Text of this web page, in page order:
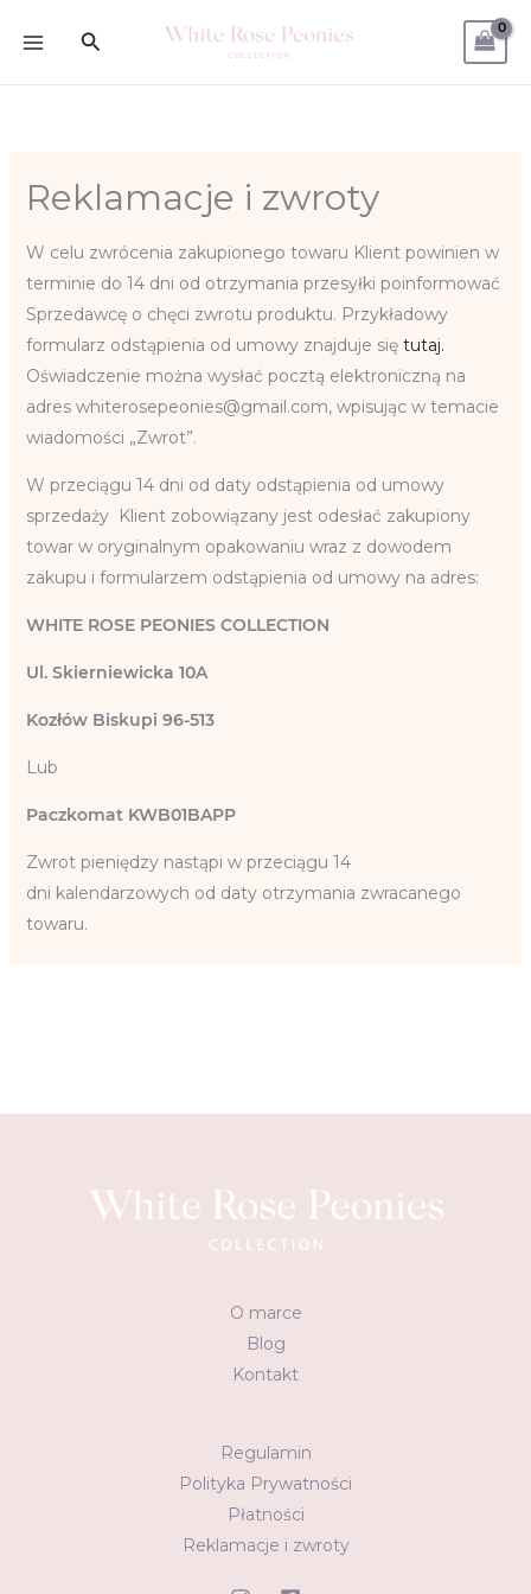
Search
Reklamacje i zwroty
W celu zwrócenia zakupionego towaru Klient powinien w
terminie do 14 dni od otrzymania przesyłki poinformować
Sprzedawcę o chęci zwrotu produktu. Przykładowy
formularz odstąpienia od umowy znajduje się tutaj.
Oświadczenie można wysłać pocztą elektroniczną na
adres whiterosepeonies@gmail.com, wpisując w temacie
wiadomości „Zwrot”.
W przeciągu 14 dni od daty odstąpienia od umowy
sprzedaży Klient zobowiązany jest odesłać zakupiony
towar w oryginalnym opakowaniu wraz z dowodem
zakupu i formularzem odstąpienia od umowy na adres:
WHITE ROSE PEONIES COLLECTION
Ul. Skierniewicka 10A
Kozłów Biskupi 96-513
Lub
Paczkomat KWB01BAPP
Zwrot pieniędzy nastąpi w przeciągu 14
dni kalendarzowych od daty otrzymania zwracanego
towaru.
O marce
Blog
Kontakt
Regulamin
Polityka Prywatności
Płatności
Reklamacje i zwroty